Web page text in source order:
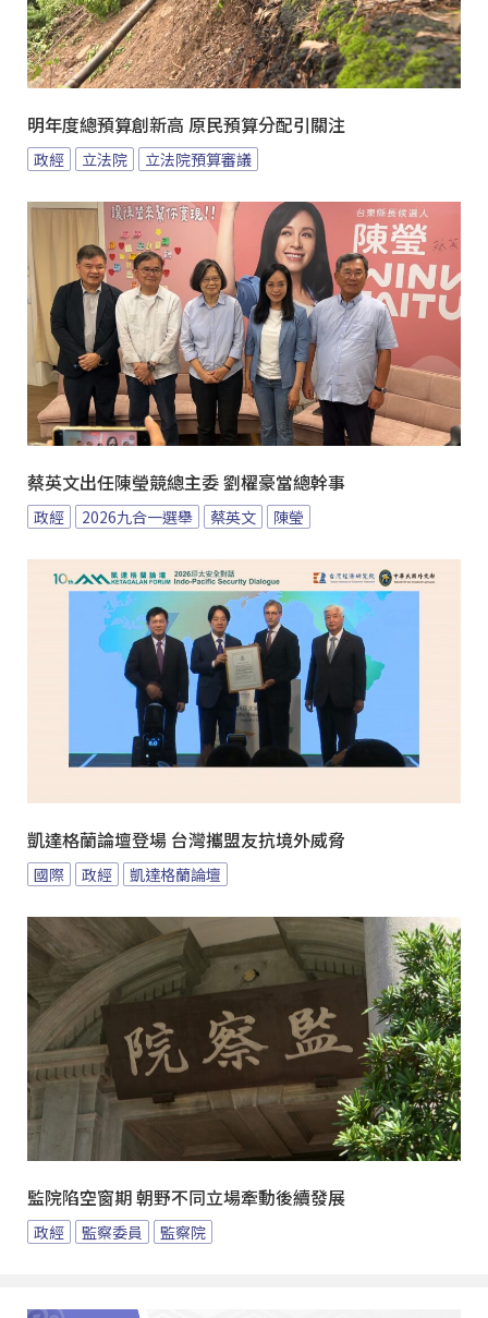
明年度總預算創新高 原民預算分配引關注
政經 立法院 立法院預算審議
蔡英文出任陳瑩競總主委 劉櫂豪當總幹事
政經 2026九合一選舉 蔡英文 陳瑩
凱達格蘭論壇登場 台灣攜盟友抗境外威脅
國際 政經 凱達格蘭論壇
監院陷空窗期 朝野不同立場牽動後續發展
政經 監察委員 監察院